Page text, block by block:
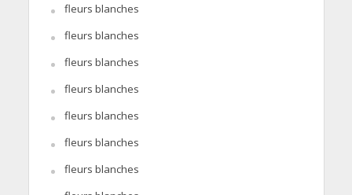
fleurs blanches
fleurs blanches
fleurs blanches
fleurs blanches
fleurs blanches
fleurs blanches
fleurs blanches